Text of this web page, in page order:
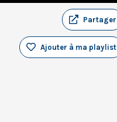
Partager
Ajouter à ma playlist